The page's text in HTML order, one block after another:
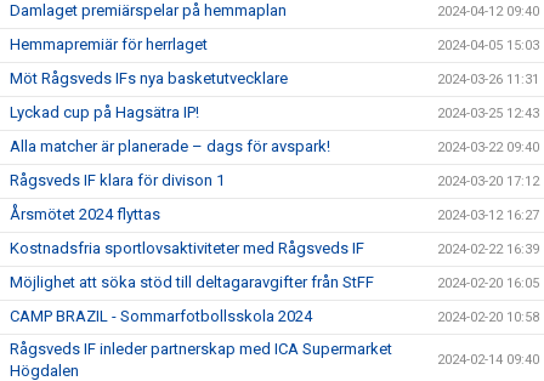
Damlaget premiärspelar på hemmaplan 2024-04-12 09:40
Hemmapremiär för herrlaget 2024-04-05 15:03
Möt Rågsveds IFs nya basketutvecklare 2024-03-26 11:31
Lyckad cup på Hagsätra IP! 2024-03-25 12:43
Alla matcher är planerade – dags för avspark! 2024-03-22 09:40
Rågsveds IF klara för divison 1 2024-03-20 17:12
Årsmötet 2024 flyttas 2024-03-12 16:27
Kostnadsfria sportlovsaktiviteter med Rågsveds IF 2024-02-22 16:39
Möjlighet att söka stöd till deltagaravgifter från StFF 2024-02-20 16:05
CAMP BRAZIL - Sommarfotbollsskola 2024 2024-02-20 10:58
Rågsveds IF inleder partnerskap med ICA Supermarket
Högdalen
2024-02-14 09:40